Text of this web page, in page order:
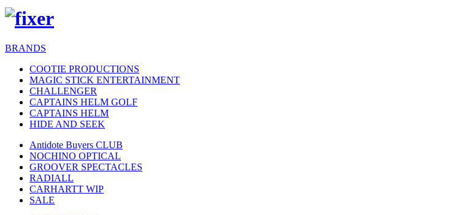
BRANDS
COOTIE PRODUCTIONS
MAGIC STICK ENTERTAINMENT
CHALLENGER
CAPTAINS HELM GOLF
CAPTAINS HELM
HIDE AND SEEK
Antidote Buyers CLUB
NOCHINO OPTICAL
GROOVER SPECTACLES
RADIALL
CARHARTT WIP
SALE